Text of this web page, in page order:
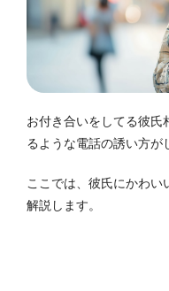
お付き合いをしてる彼氏
るような電話の誘い方が
ここでは、彼氏にかわい
解説します。